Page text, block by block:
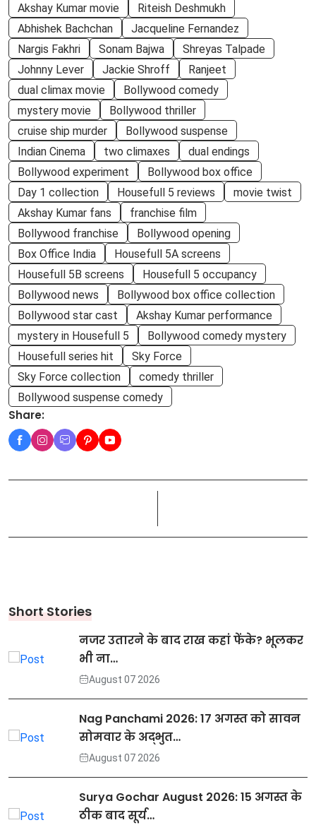
Akshay Kumar movie
Riteish Deshmukh
Abhishek Bachchan
Jacqueline Fernandez
Nargis Fakhri
Sonam Bajwa
Shreyas Talpade
Johnny Lever
Jackie Shroff
Ranjeet
dual climax movie
Bollywood comedy
mystery movie
Bollywood thriller
cruise ship murder
Bollywood suspense
Indian Cinema
two climaxes
dual endings
Bollywood experiment
Bollywood box office
Day 1 collection
Housefull 5 reviews
movie twist
Akshay Kumar fans
franchise film
Bollywood franchise
Bollywood opening
Box Office India
Housefull 5A screens
Housefull 5B screens
Housefull 5 occupancy
Bollywood news
Bollywood box office collection
Bollywood star cast
Akshay Kumar performance
mystery in Housefull 5
Bollywood comedy mystery
Housefull series hit
Sky Force
Sky Force collection
comedy thriller
Bollywood suspense comedy
Share:
Short Stories
नजर उतारने के बाद राख कहां फेंके? भूलकर
भी ना…
August 07 2026
Nag Panchami 2026: 17 अगस्त को सावन
सोमवार के अद्भुत…
August 07 2026
Surya Gochar August 2026: 15 अगस्त के
ठीक बाद सूर्य…